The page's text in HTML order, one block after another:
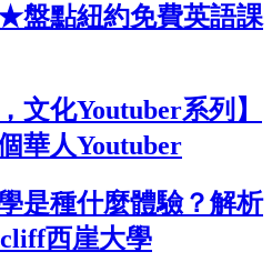
盤點紐約免費英語課
文化Youtuber系列】
華人Youtuber
是種什麼體驗？解析
西崖大學